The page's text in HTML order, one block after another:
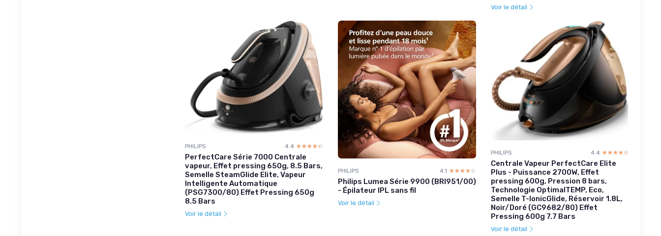
Voir le détail
PHILIPS 4.4 ☆☆☆☆☆
★★★★★
PerfectCare Série 7000 Centrale
vapeur, Effet pressing 650g, 8.5 Bars,
Semelle SteamGlide Elite, Vapeur
Intelligente Automatique
(PSG7300/80) Effet Pressing 650g
8.5 Bars
Voir le détail
PHILIPS 4.1 ☆☆☆☆☆
★★★★★
Philips Lumea Série 9900 (BRI951/00)
- Épilateur IPL sans fil
Voir le détail
PHILIPS 4.4 ☆☆☆☆☆
★★★★★
Centrale Vapeur PerfectCare Elite
Plus - Puissance 2700W, Effet
pressing 600g, Pression 8 bars,
Technologie OptimalTEMP, Eco,
Semelle T-IonicGlide, Réservoir 1.8L,
Noir/Doré (GC9682/80) Effet
Pressing 600g 7.7 Bars
Voir le détail